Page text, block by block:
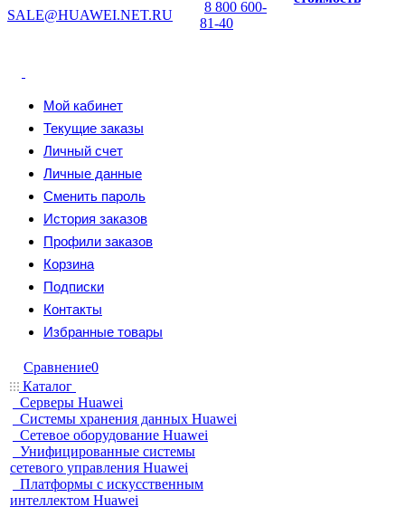
SALE@HUAWEI.NET.RU
8 800 600-
81-40
Мой кабинет
Текущие заказы
Личный счет
Личные данные
Сменить пароль
История заказов
Профили заказов
Корзина
Подписки
Контакты
Избранные товары
Сравнение0
Каталог
Серверы Huawei
Системы хранения данных Huawei
Сетевое оборудование Huawei
Унифицированные системы
сетевого управления Huawei
Платформы с искусственным
интеллектом Huawei